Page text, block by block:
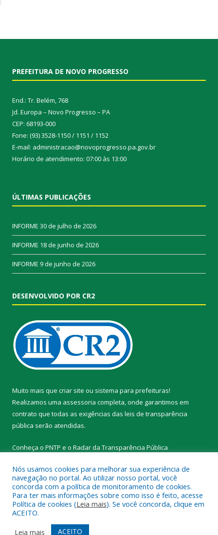
PREFEITURA DE NOVO PROGRESSO
End.: Tr. Belém, 768
Jd. Europa – Novo Progresso – PA
CEP: 68193-000
Fone: (93) 3528-1150 / 1151 / 1152
E-mail: administracao@novoprogresso.pa.gov.br
Horário de atendimento: 07:00 às 13:00
ÚLTIMAS PUBLICAÇÕES
INFORME 30 de julho de 2026
INFORME 18 de junho de 2026
INFORME 9 de junho de 2026
DESENVOLVIDO POR CR2
Muito mais que criar site ou sistema para prefeituras!
Realizamos uma assessoria completa, onde garantimos em
contrato que todas as exigências das leis de transparência
pública serão atendidas.
Conheça o PNTP e o Radar da Transparência Pública
Todos os direitos reservados a Prefeitura Municipal de Novo
Progresso.
Mapa do Site Acessar Área Administrativa
Nós usamos cookies para melhorar sua experiência de
navegação no portal. Ao utilizar nosso portal, você
concorda com a política de monitoramento de cookies.
Para ter mais informações sobre como isso é feito, acesse
Política de cookies (Leia mais). Se você concorda, clique em
ACEITO.
Leia mais
ACEITO